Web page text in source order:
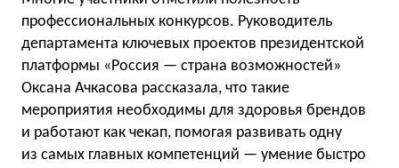
профессиональных конкурсов. Руководитель
департамента ключевых проектов президентской
платформы «Россия — страна возможностей»
Оксана Ачкасова рассказала, что такие
мероприятия необходимы для здоровья брендов
и работают как чекап, помогая развивать одну
из самых главных компетенций — умение быстро